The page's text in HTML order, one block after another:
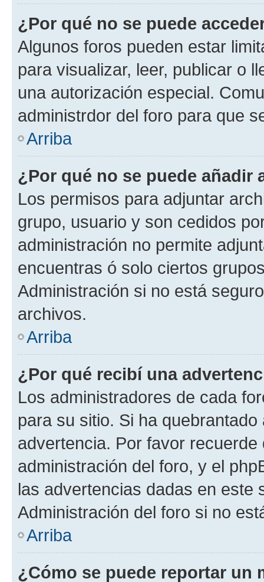
¿Por qué no se puede
Algunos foros pueden estar
para visualizar, leer, publicar o
una autorización especial.
administrdor del foro para que
Arriba
¿Por qué no se puede añadir
Los permisos para adjuntar
grupo, usuario y son cedidos
administración no permite
encuentras ó solo ciertos
Administración si no está
archivos.
Arriba
¿Por qué recibí una
Los administradores de cada
para su sitio. Si ha
advertencia. Por favor
administración del foro, y el
las advertencias dadas en este
Administración del foro si no
Arriba
¿Cómo se puede reportar un